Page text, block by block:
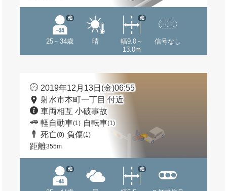
25～34歳
他
晴
幅9.0～
13.0m
他
信号なし
2019年12月13日(金)06:55
射水市本町一丁目 付近
車両相互 小破事故
軽自動車(1) 自転車(1)
死亡(0) 負傷(1)
距離355m
他 他